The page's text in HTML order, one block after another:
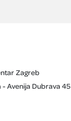
Zagreb
- Avenija Dubrava 45